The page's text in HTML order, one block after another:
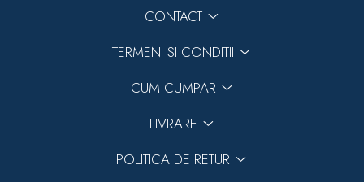
CONTACT
TERMENI SI CONDITII
CUM CUMPAR
LIVRARE
POLITICA DE RETUR